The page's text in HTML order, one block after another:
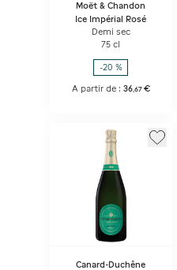
Moët & Chandon
Ice Impérial Rosé
Demi sec
75 cl
-20 %
A partir de : 36, 67 €
Canard-Duchêne